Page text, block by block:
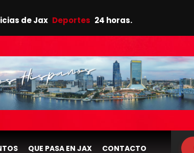
de Jax Deportes 24 horas.
QUE PASA EN JAX CONTACTO